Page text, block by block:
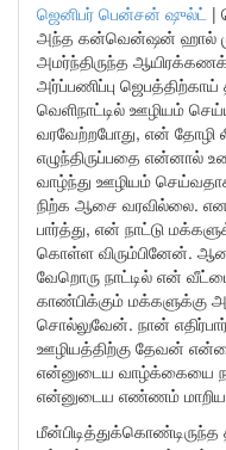
ஜெனிபர் பென்சன் ஷுல்ட் |
அந்த கன்வென்ஷன் ஹால்
அமர்ந்திருந்த
அர்ப்பணிப்பு
வெளிநாட்டில் ஊழியம்
வரவேற்றபோது, என் தோழி
எழுந்திருப்பதை என்னால்
வாழ்ந்து ஊழியம்
நிற்க ஆசை வரவில்லை.
பார்த்து, என் நாட்டு
கொள்ள விரும்பினேன்.
வேறொரு நாட்டில் என்
காண்பிக்கும் மக்களுக்கு
சொல்லுவேன். நான்
ஊழியத்திற்கு தேவன்
என்னுடைய வாழ்க்கையை
என்னுடைய எண்ணம்